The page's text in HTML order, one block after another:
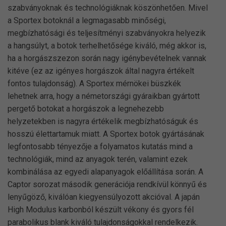
szabványoknak és technológiáknak köszönhetően. Mivel
a Sportex botoknál a legmagasabb minőségi,
megbízhatósági és teljesítményi szabványokra helyezik
a hangsúlyt, a botok terhelhetősége kiváló, még akkor is,
ha a horgászszezon során nagy igénybevételnek vannak
kitéve (ez az igényes horgászok által nagyra értékelt
fontos tulajdonság). A Sportex mérnökei büszkék
lehetnek arra, hogy a németországi gyáraikban gyártott
pergető botokat a horgászok a legnehezebb
helyzetekben is nagyra értékelik megbízhatóságuk és
hosszú élettartamuk miatt. A Sportex botok gyártásának
legfontosabb tényezője a folyamatos kutatás mind a
technológiák, mind az anyagok terén, valamint ezek
kombinálása az egyedi alapanyagok előállítása során. A
Captor sorozat második generációja rendkívül könnyű és
lenyűgöző, kiválóan kiegyensúlyozott akcióval. A japán
High Modulus karbonból készült vékony és gyors fél
parabolikus blank kiváló tulajdonságokkal rendelkezik.